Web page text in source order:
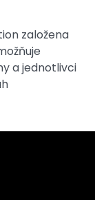
založena
a jednotlivci